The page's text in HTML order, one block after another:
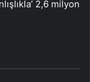
2,6 milyon